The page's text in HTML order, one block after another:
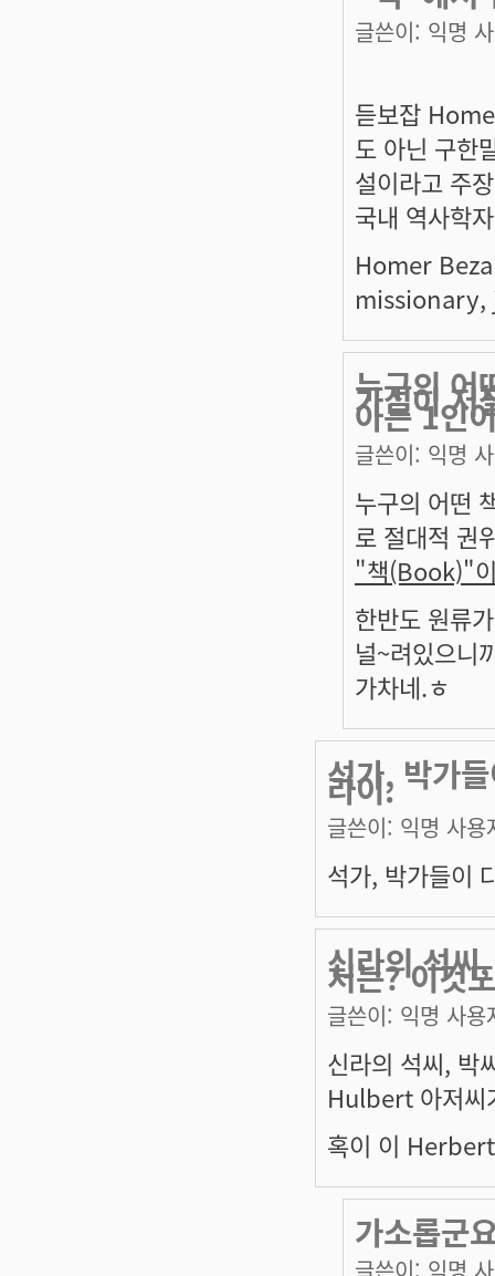
글쓴이: 익명
듣보잡
도 아닌 구한
설이라고 주
국내 역사학
Homer
누구의 어
가설이 저
아는 1인
글쓴이: 익명
누구의 어떤
로 절대적 권
"책(Book)"
한반도 원류
널~려있으니
가차네.ㅎ
석가, 박가
라이.
글쓴이: 익명 사용
석가, 박가들이
신라의 석씨
처는? 이것
글쓴이: 익명 사용
신라의 석씨, 박
Hulbert 아저씨
혹이 이
가소롭군